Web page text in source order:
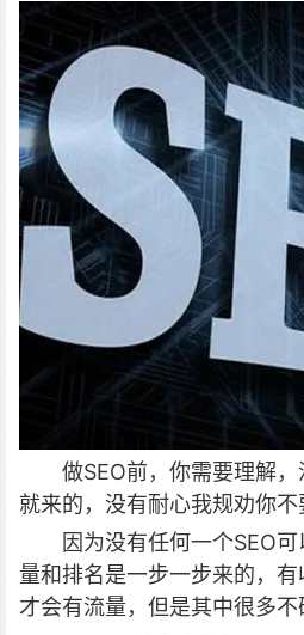
做SEO前，你需要理解
就来的，没有耐心我规劝你不
因为没有任何一个SEO
量和排名是一步一步来的，
才会有流量，但是其中很多不